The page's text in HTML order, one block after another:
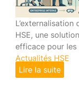
L’externalisation
HSE, une
efficace pour les
Actualités HSE
Lire la suite